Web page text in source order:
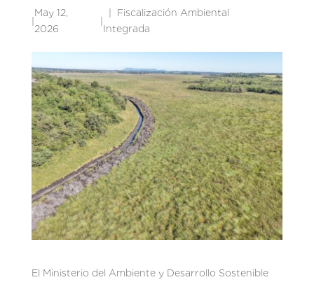
|
May 12,
2026
|
Fiscalización Ambiental
Integrada
El Ministerio del Ambiente y Desarrollo Sostenible